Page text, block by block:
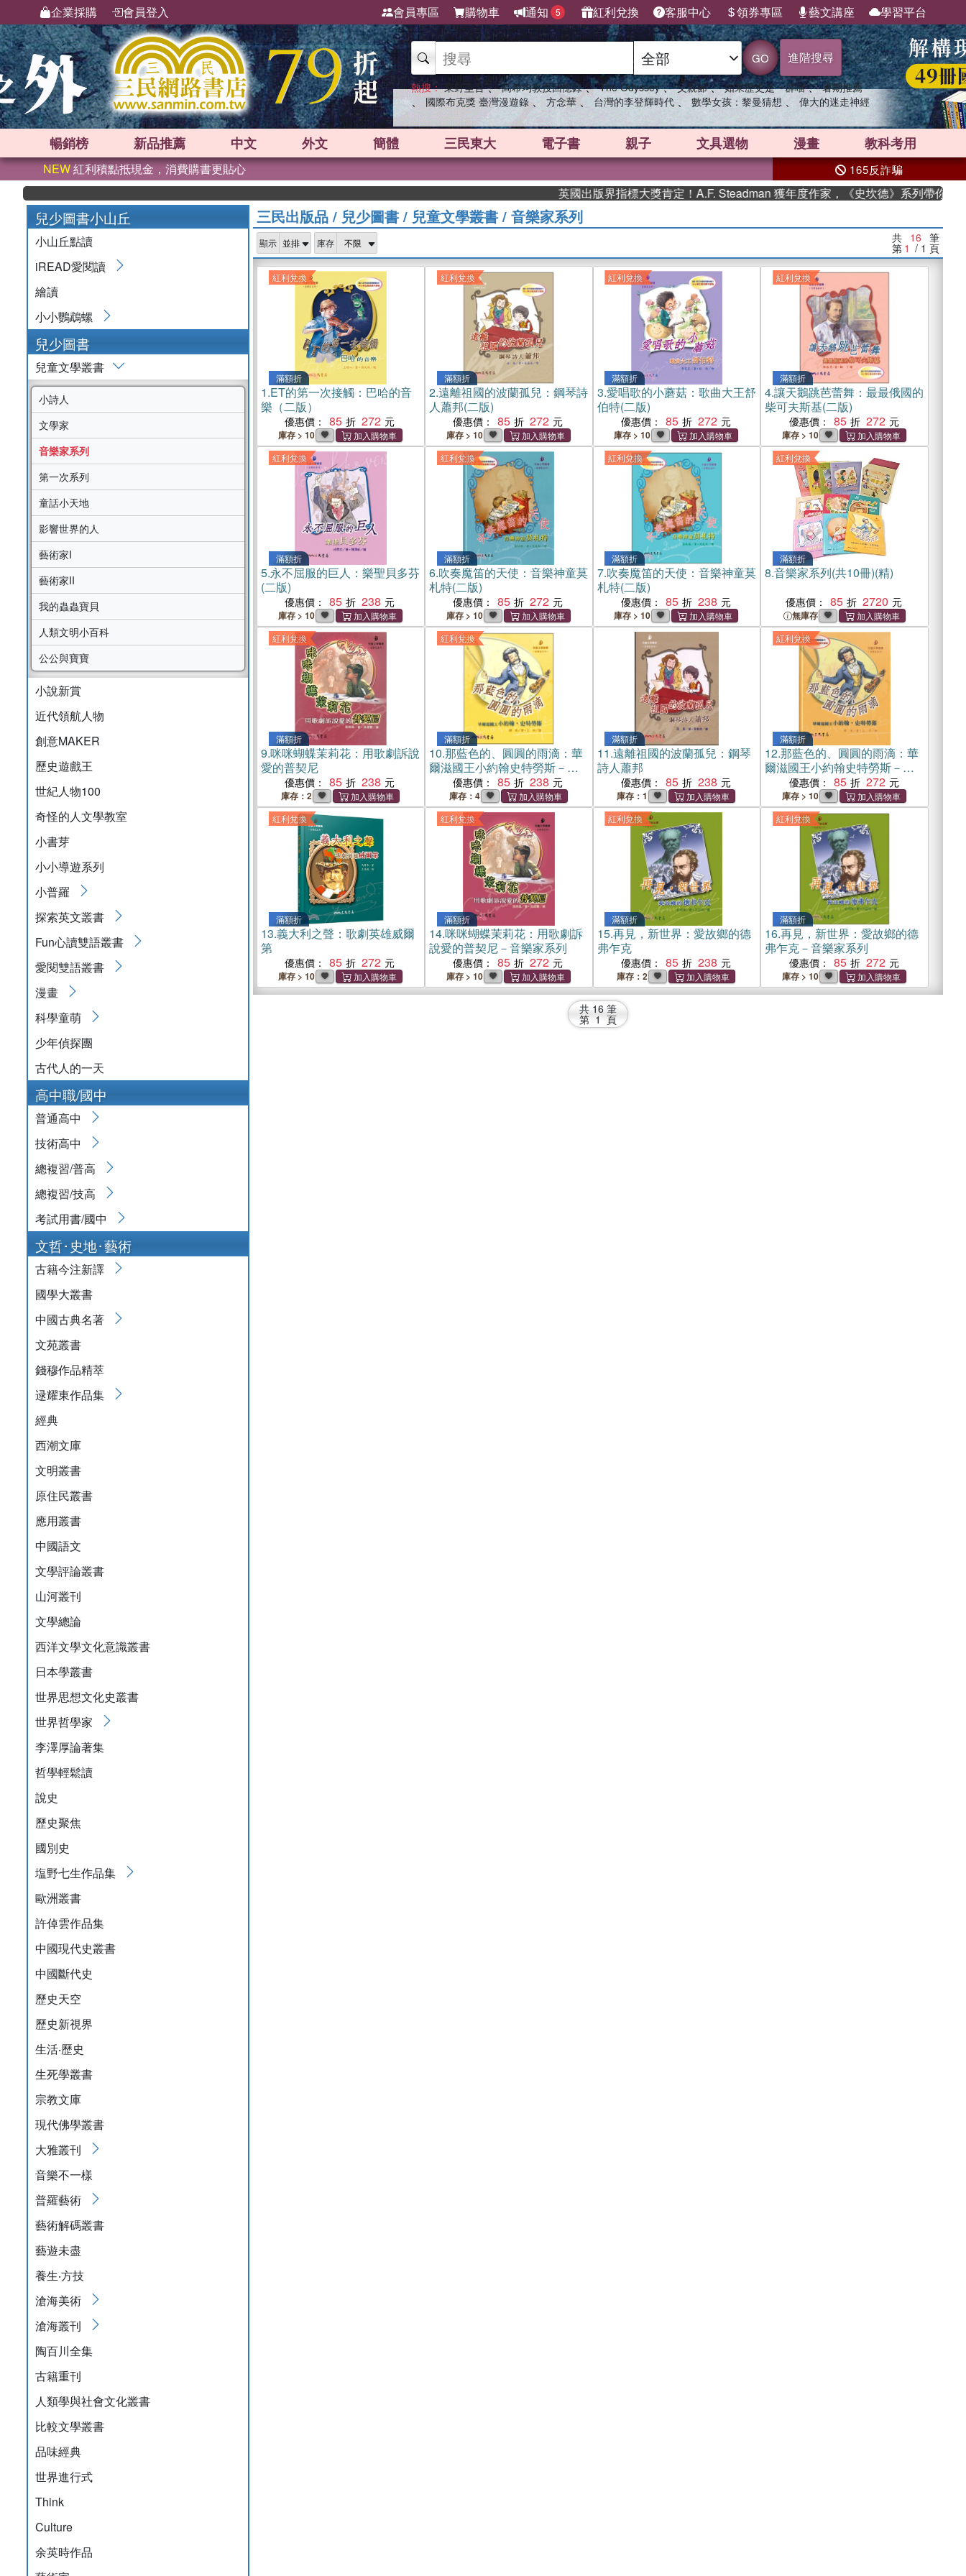
企業採購 會員登入 會員專區 購物車 通知 5 紅利兌換 客服中心 領券專區 藝文講座 學習平台
GO 進階搜尋
熱搜： 東野圭吾 、 高希均教授回憶錄 、 The Odyssey 、 父親節 、 如果歷史是一群喵 、 暑期推薦
、 國際布克獎 臺灣漫遊錄 、 方念華 、 台灣的李登輝時代 、 數學女孩：黎曼猜想 、 偉大的迷走神經
暢銷榜 新品推薦 中文 外文 簡體 三民東大 電子書 親子 文具選物 漫畫 教科考用
NEW紅利積點抵現金，消費購書更貼心 165反詐騙
英國出版界指標大獎肯定！A.F. Steadman 獲年度作家，《史坎德》系列帶你踏上熱血奇幻
兒少圖書小山丘
小山丘點讀
iREAD愛閱讀
繪讀
小小鸚鵡螺
兒少圖書
兒童文學叢書
小詩人
文學家
音樂家系列
第一次系列
童話小天地
影響世界的人
藝術家I
藝術家II
我的蟲蟲寶貝
人類文明小百科
公公與寶寶
小說新賞
近代領航人物
創意MAKER
歷史遊戲王
世紀人物100
奇怪的人文學教室
小書芽
小小導遊系列
小普羅
探索英文叢書
Fun心讀雙語叢書
愛閱雙語叢書
漫畫
科學童萌
少年偵探團
古代人的一天
高中職/國中
普通高中
技術高中
總複習/普高
總複習/技高
考試用書/國中
文哲･史地･藝術
古籍今注新譯
國學大叢書
中國古典名著
文苑叢書
錢穆作品精萃
逯耀東作品集
經典
西潮文庫
文明叢書
原住民叢書
應用叢書
中國語文
文學評論叢書
山河叢刊
文學總論
西洋文學文化意識叢書
日本學叢書
世界思想文化史叢書
世界哲學家
李澤厚論著集
哲學輕鬆讀
說史
歷史聚焦
國別史
塩野七生作品集
歐洲叢書
許倬雲作品集
中國現代史叢書
中國斷代史
歷史天空
歷史新視界
生活‧歷史
生死學叢書
宗教文庫
現代佛學叢書
大雅叢刊
音樂不一樣
普羅藝術
藝術解碼叢書
藝遊未盡
養生‧方技
滄海美術
滄海叢刊
陶百川全集
古籍重刊
人類學與社會文化叢書
比較文學叢書
品味經典
世界進行式
Think
Culture
余英時作品
三民出版品 / 兒少圖書 / 兒童文學叢書 / 音樂家系列
顯示 庫存 共 16 筆
第 1 / 1 頁
紅利兌換
滿額折
1.ET的第一次接觸：巴哈的音
樂（二版）
優惠價： 85 272
庫存 > 10
紅利兌換
滿額折
2.遠離祖國的波蘭孤兒：鋼琴詩
人蕭邦(二版)
優惠價： 85 272
庫存 > 10
紅利兌換
滿額折
3.愛唱歌的小蘑菇：歌曲大王舒
伯特(二版)
優惠價： 85 272
庫存 > 10
紅利兌換
滿額折
4.讓天鵝跳芭蕾舞：最最俄國的
柴可夫斯基(二版)
優惠價： 85 272
庫存 > 10
紅利兌換
滿額折
5.永不屈服的巨人：樂聖貝多芬
(二版)
優惠價： 85 238
庫存 > 10
紅利兌換
滿額折
6.吹奏魔笛的天使：音樂神童莫
札特(二版)
優惠價： 85 272
庫存 > 10
紅利兌換
滿額折
7.吹奏魔笛的天使：音樂神童莫
札特(二版)
優惠價： 85 238
庫存 > 10
紅利兌換
滿額折
8.音樂家系列(共10冊)(精)
優惠價： 85 2720
無庫存
紅利兌換
滿額折
9.咪咪蝴蝶茉莉花：用歌劇訴說
愛的普契尼
優惠價： 85 238
庫存：2
紅利兌換
滿額折
10.那藍色的、圓圓的雨滴：華
爾滋國王小約翰史特勞斯－音
樂家系列
優惠價： 85 238
庫存：4
滿額折
11.遠離祖國的波蘭孤兒：鋼琴
詩人蕭邦
優惠價： 85 238
庫存：1
紅利兌換
滿額折
12.那藍色的、圓圓的雨滴：華
爾滋國王小約翰史特勞斯－音
樂家系列
優惠價： 85 272
庫存 > 10
紅利兌換
滿額折
13.義大利之聲：歌劇英雄威爾
第
優惠價： 85 272
庫存 > 10
紅利兌換
滿額折
14.咪咪蝴蝶茉莉花：用歌劇訴
說愛的普契尼－音樂家系列
優惠價： 85 272
庫存 > 10
紅利兌換
滿額折
15.再見，新世界：愛故鄉的德
弗乍克
優惠價： 85 238
庫存：2
紅利兌換
滿額折
16.再見，新世界：愛故鄉的德
弗乍克－音樂家系列
優惠價： 85 272
庫存 > 10
共 16 筆
第 1 頁